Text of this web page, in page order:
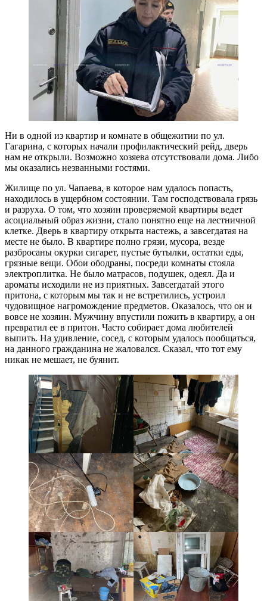
Ни в одной из квартир и комнате в общежитии по ул.
Гагарина, с которых начали профилактический рейд, дверь
нам не открыли. Возможно хозяева отсутствовали дома. Либо
мы оказались незванными гостями.
Жилище по ул. Чапаева, в которое нам удалось попасть,
находилось в ущербном состоянии. Там господствовала грязь
и разруха. О том, что хозяин проверяемой квартиры ведет
асоциальный образ жизни, стало понятно еще на лестничной
клетке. Дверь в квартиру открыта настежь, а завсегдатая на
месте не было. В квартире полно грязи, мусора, везде
разбросаны окурки сигарет, пустые бутылки, остатки еды,
грязные вещи. Обои ободраны, посреди комнаты стояла
электроплитка. Не было матрасов, подушек, одеял. Да и
ароматы исходили не из приятных. Завсегдатай этого
притона, с которым мы так и не встретились, устроил
чудовищное нагромождение предметов. Оказалось, что он и
вовсе не хозяин. Мужчину впустили пожить в квартиру, а он
превратил ее в притон. Часто собирает дома любителей
выпить. На удивление, сосед, с которым удалось пообщаться,
на данного гражданина не жаловался. Сказал, что тот ему
никак не мешает, не буянит.